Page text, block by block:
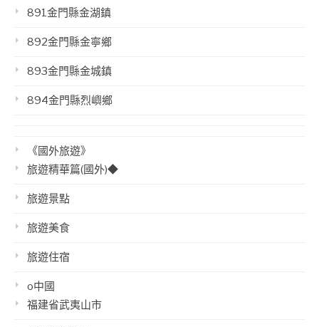
891金門縣金湖鎮
892金門縣金寧鄉
893金門縣金城鎮
894金門縣烈嶼鄉
《國外旅遊》
旅遊精華篇(國外)◆
旅遊景點
旅遊美食
旅遊住宿
o中國
福建省武夷山市